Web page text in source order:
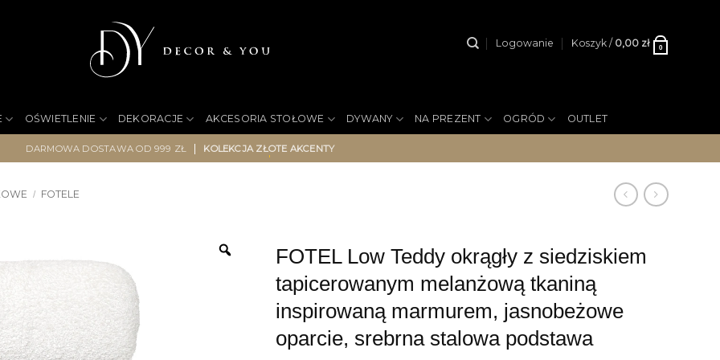
Logowanie Koszyk / 0,00 zł 0
OŚWIETLENIE DEKORACJE AKCESORIA STOŁOWE DYWANY NA PREZENT OGRÓD OUTLET
DARMOWA DOSTAWA OD 999 ZŁ | KOLEKCJA ZŁOTE AKCENTY
/ FOTELE
FOTEL Low Teddy okrągły z siedziskiem
tapicerowanym melanżową tkaniną
inspirowaną marmurem, jasnobeżowe
oparcie, srebrna stalowa podstawa